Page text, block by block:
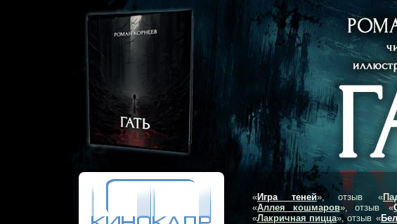
«Игра теней», отзыв «
«Аллея кошмаров», отзыв «
«Лакричная пицца», отзыв «